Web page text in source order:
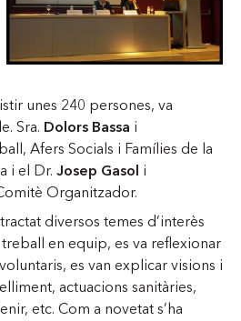
unes 240 persones, va
Sra. Dolors Bassa i
Afers Socials i Famílies de la
i el Dr. Josep Gasol
i
Organitzador.
diversos temes d’interès
en equip, es va reflexionar
es van explicar visions i
actuacions sanitàries,
etc. Com a novetat s’ha